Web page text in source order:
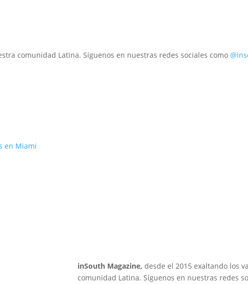
comunidad Latina. Síguenos en nuestras redes sociales como
en Miami
inSouth Magazine, desde el 2015 exaltando los
comunidad Latina. Síguenos en nuestras redes